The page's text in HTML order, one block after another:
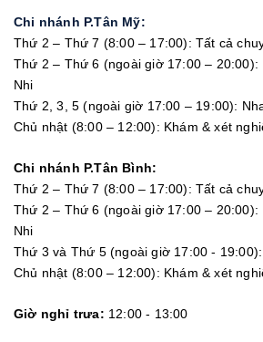
Chi nhánh P.Tân Mỹ:
Thứ 2 – Thứ 7 (8:00 – 17:00): Tất cả
Thứ 2 – Thứ 6 (ngoài giờ 17:00 – 20:00):
Nhi
Thứ 2, 3, 5 (ngoài giờ 17:00 – 19:00):
Chủ nhật (8:00 – 12:00): Khám & xét
Chi nhánh P.Tân Bình:
Thứ 2 – Thứ 7 (8:00 – 17:00): Tất cả
Thứ 2 – Thứ 6 (ngoài giờ 17:00 – 20:00):
Nhi
Thứ 3 và Thứ 5 (ngoài giờ 17:00 -
Chủ nhật (8:00 – 12:00): Khám & xét
Giờ nghỉ trưa: 12:00 - 13:00